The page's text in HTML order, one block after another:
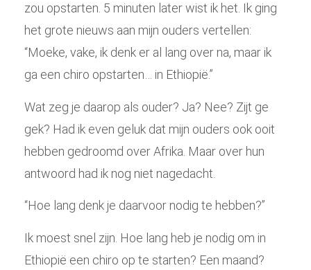
zou opstarten. 5 minuten later wist ik het. Ik ging
het grote nieuws aan mijn ouders vertellen:
“Moeke, vake, ik denk er al lang over na, maar ik
ga een chiro opstarten… in Ethiopië.”
Wat zeg je daarop als ouder? Ja? Nee? Zijt ge
gek? Had ik even geluk dat mijn ouders ook ooit
hebben gedroomd over Afrika. Maar over hun
antwoord had ik nog niet nagedacht.
“Hoe lang denk je daarvoor nodig te hebben?”
Ik moest snel zijn. Hoe lang heb je nodig om in
Ethiopië een chiro op te starten? Een maand?